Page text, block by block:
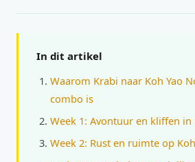
In dit artikel
Waarom Krabi naar Koh Yao
combo is
Week 1: Avontuur en kliffen in
Week 2: Rust en ruimte op